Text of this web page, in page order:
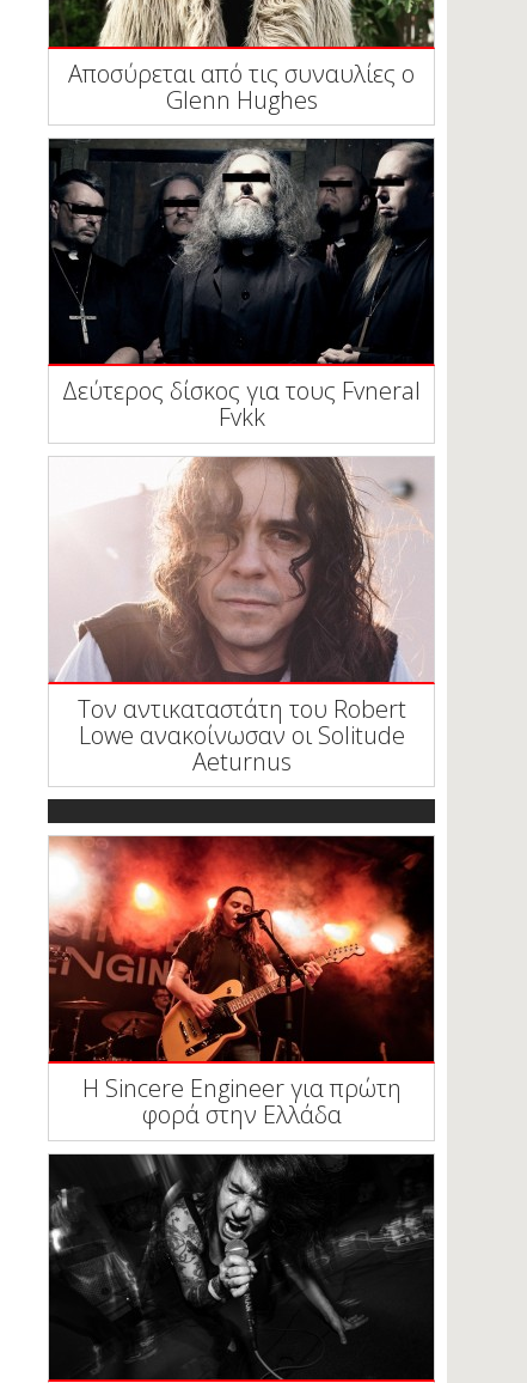
Αποσύρεται από τις συναυλίες ο
Glenn Hughes
Δεύτερος δίσκος για τους Fvneral
Fvkk
Τον αντικαταστάτη του Robert
Lowe ανακοίνωσαν οι Solitude
Aeturnus
Η Sincere Engineer για πρώτη
φορά στην Ελλάδα